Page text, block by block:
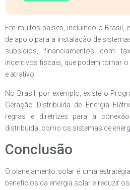
Em muitos países, incluindo o Brasil,
de apoio para a instalação de
subsídios, financiamentos com
incentivos fiscais, que podem tornar
e atrativo.
No Brasil, por exemplo, existe o
Geração Distribuída de Energia
regras e diretrizes para a
distribuída, como os sistemas de
Conclusão
O planejamento solar é uma
benefícios da energia solar e reduzir